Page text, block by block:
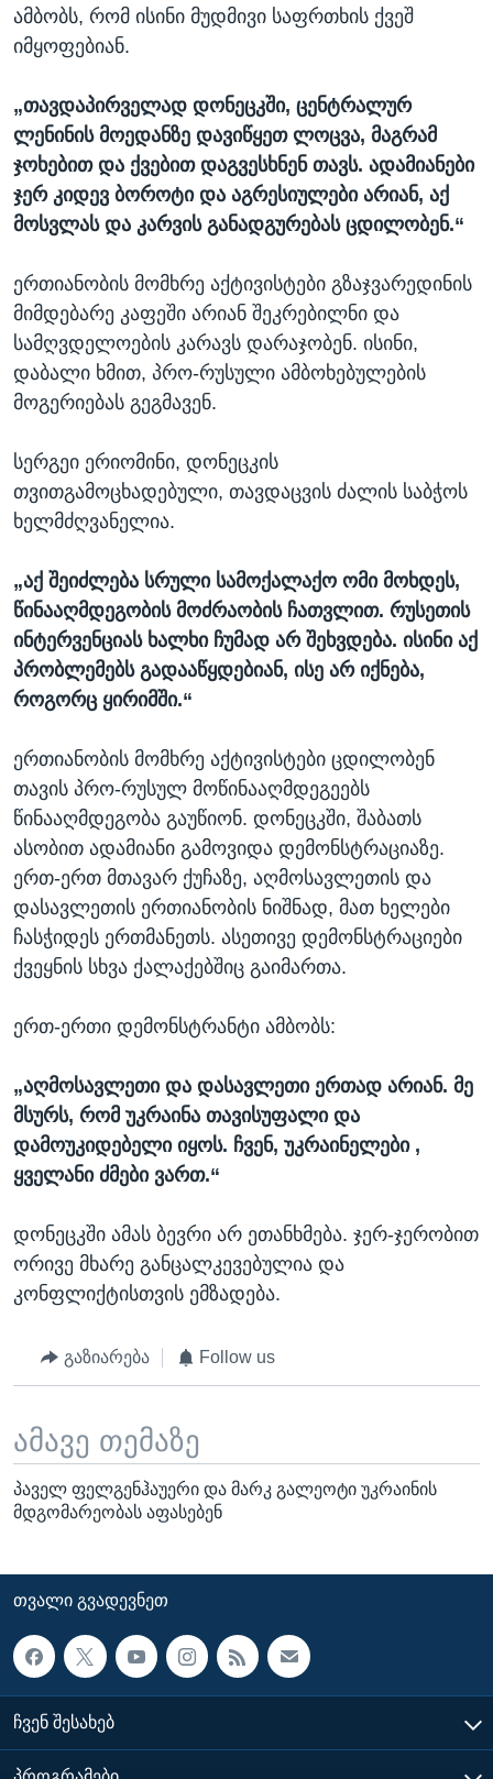
ამბობს, რომ ისინი მუდმივი საფრთხის ქვეშ
იმყოფებიან.
„თავდაპირველად დონეცკში, ცენტრალურ
ლენინის მოედანზე დავიწყეთ ლოცვა, მაგრამ
ჯოხებით და ქვებით დაგვესხნენ თავს. ადამიანები
ჯერ კიდევ ბოროტი და აგრესიულები არიან, აქ
მოსვლას და კარვის განადგურებას ცდილობენ.“
ერთიანობის მომხრე აქტივისტები გზაჯვარედინის
მიმდებარე კაფეში არიან შეკრებილნი და
სამღვდელოების კარავს დარაჯობენ. ისინი,
დაბალი ხმით, პრო-რუსული ამბოხებულების
მოგერიებას გეგმავენ.
სერგეი ერიომინი, დონეცკის
თვითგამოცხადებული, თავდაცვის ძალის საბჭოს
ხელმძღვანელია.
„აქ შეიძლება სრული სამოქალაქო ომი მოხდეს,
წინააღმდეგობის მოძრაობის ჩათვლით. რუსეთის
ინტერვენციას ხალხი ჩუმად არ შეხვდება. ისინი აქ
პრობლემებს გადააწყდებიან, ისე არ იქნება,
როგორც ყირიმში.“
ერთიანობის მომხრე აქტივისტები ცდილობენ
თავის პრო-რუსულ მოწინააღმდეგეებს
წინააღმდეგობა გაუწიონ. დონეცკში, შაბათს
ასობით ადამიანი გამოვიდა დემონსტრაციაზე.
ერთ-ერთ მთავარ ქუჩაზე, აღმოსავლეთის და
დასავლეთის ერთიანობის ნიშნად, მათ ხელები
ჩასჭიდეს ერთმანეთს. ასეთივე დემონსტრაციები
ქვეყნის სხვა ქალაქებშიც გაიმართა.
ერთ-ერთი დემონსტრანტი ამბობს:
„აღმოსავლეთი და დასავლეთი ერთად არიან. მე
მსურს, რომ უკრაინა თავისუფალი და
დამოუკიდებელი იყოს. ჩვენ, უკრაინელები ,
ყველანი ძმები ვართ.“
დონეცკში ამას ბევრი არ ეთანხმება. ჯერ-ჯერობით
ორივე მხარე განცალკევებულია და
კონფლიქტისთვის ემზადება.
გაზიარება Follow us
ამავე თემაზე
პაველ ფელგენჰაუერი და მარკ გალეოტი უკრაინის
მდგომარეობას აფასებენ
ᲗᲕᲐᲚᲘ ᲒᲕᲐᲓᲔᲕᲜᲔᲗ
ᲩᲕᲔᲜ ᲨᲔᲡᲐᲮᲔᲑ